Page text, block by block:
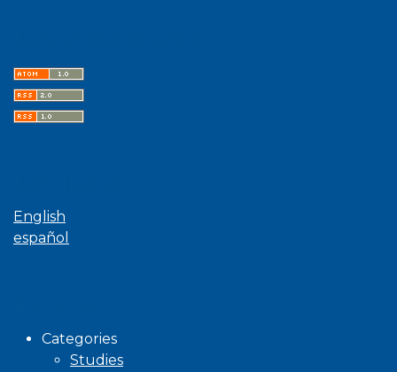
English
español
Categories
Studies